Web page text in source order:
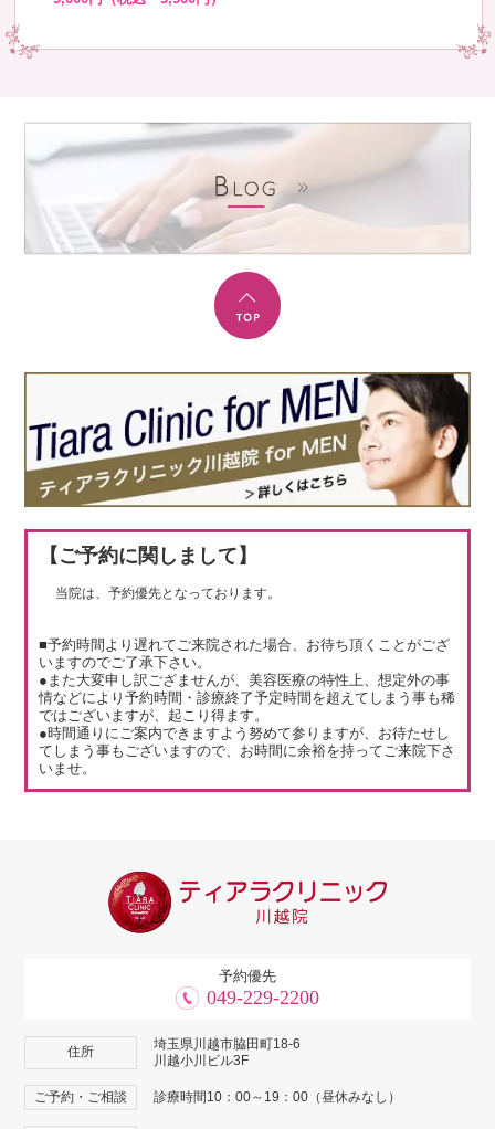
【ご予約に関しまして】
当院は、予約優先となっております。
■予約時間より遅れてご来院された場合、お待ち頂くことがござ
いますのでご了承下さい。
●また大変申し訳ござませんが、美容医療の特性上、想定外の事
情などにより予約時間・診療終了予定時間を超えてしまう事も稀
ではございますが、起こり得ます。
●時間通りにご案内できますよう努めて参りますが、お待たせし
てしまう事もございますので、お時間に余裕を持ってご来院下さ
いませ。
予約優先
049-229-2200
住所
埼玉県川越市脇田町18-6
川越小川ビル3F
ご予約・ご相談 診療時間10：00～19：00（昼休みなし）